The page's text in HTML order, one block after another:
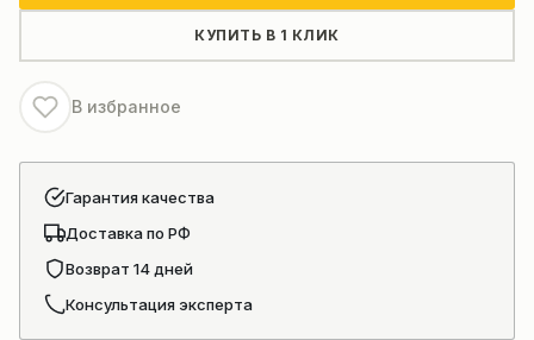
двухосный
40
000
2017
КУПИТЬ В 1 КЛИК
В избранное
Гарантия качества
Доставка по РФ
Возврат 14 дней
Консультация эксперта